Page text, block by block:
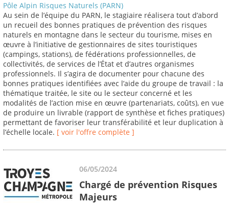
Pôle Alpin Risques Naturels (PARN)
Au sein de l’équipe du PARN, le stagiaire réalisera tout d’abord
un recueil des bonnes pratiques de prévention des risques
naturels en montagne dans le secteur du tourisme, mises en
œuvre à l’initiative de gestionnaires de sites touristiques
(campings, stations), de fédérations professionnelles, de
collectivités, de services de l’État et d’autres organismes
professionnels. Il s’agira de documenter pour chacune des
bonnes pratiques identifiées avec l’aide du groupe de travail : la
thématique traitée, le site ou le secteur concerné et les
modalités de l’action mise en œuvre (partenariats, coûts), en vue
de produire un livrable (rapport de synthèse et fiches pratiques)
permettant de favoriser leur transférabilité et leur duplication à
l’échelle locale. [ voir l'offre complète ]
06/05/2024
Chargé de prévention Risques
Majeurs